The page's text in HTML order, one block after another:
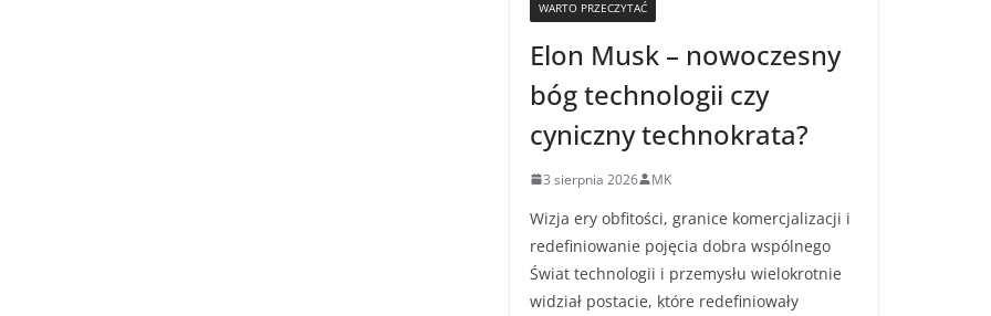
WARTO PRZECZYTAĆ
Elon Musk – nowoczesny
bóg technologii czy
cyniczny technokrata?
3 sierpnia 2026 MK
Wizja ery obfitości, granice komercjalizacji i
redefiniowanie pojęcia dobra wspólnego
Świat technologii i przemysłu wielokrotnie
widział postacie, które redefiniowały